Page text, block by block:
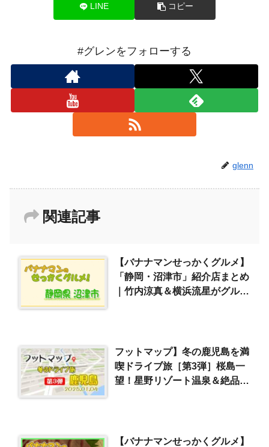
LINE コピー
#グレンをフォローする
glenn
関連記事
【バナナマンせっかくグルメ】
「静岡・沼津市」紹介店まとめ
｜竹内涼真＆横浜流星がグルメ
フットマップ】冬の鹿児島を満
喫ドライブ旅［第3弾］桜島一
望！星野リゾート温泉＆絶品会
【バナナマンせっかくグルメ】